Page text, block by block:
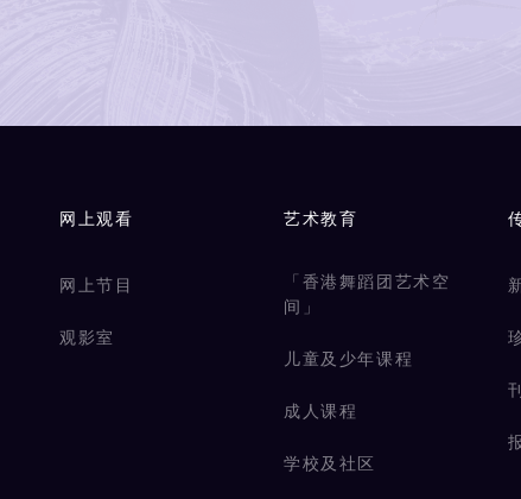
网上观看
网上节目
观影室
艺术教育
「香港舞蹈团艺术空
间」
儿童及少年课程
成人课程
学校及社区